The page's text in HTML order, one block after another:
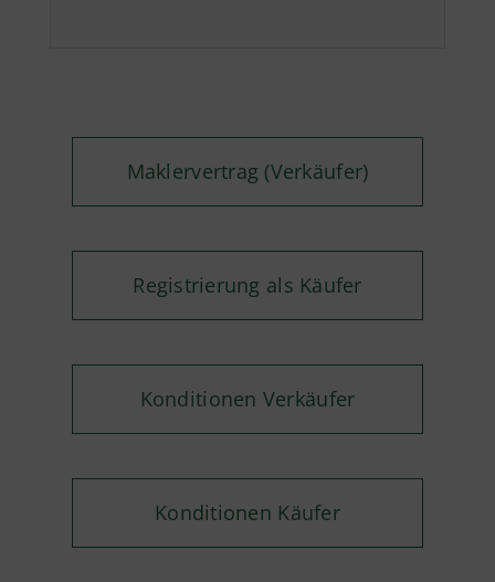
Maklervertrag (Verkäufer)
Registrierung als Käufer
Konditionen Verkäufer
Konditionen Käufer